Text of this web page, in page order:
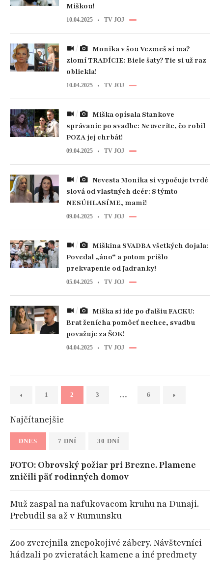
Miškou!
10.04.2025 TV JOJ
zlomí TRADÍCIE: Biele šaty? Tie si už raz
obliekla!
10.04.2025 TV JOJ
správanie po svadbe: Neuveríte, čo robil
POZA jej chrbát!
09.04.2025 TV JOJ
slová od vlastných dcér: S týmto
NESÚHLASÍME, mami!
09.04.2025 TV JOJ
Povedal „áno“ a potom prišlo
prekvapenie od Jadranky!
05.04.2025 TV JOJ
Brat ženícha pomôcť nechce, svadbu
považuje za ŠOK!
04.04.2025 TV JOJ
1 2 3 … 6
Najčítanejšie
DNES 7 DNÍ 30 DNÍ
FOTO: Obrovský požiar pri Brezne. Plamene
zničili päť rodinných domov
Muž zaspal na nafukovacom kruhu na Dunaji.
Prebudil sa až v Rumunsku
Zoo zverejnila znepokojivé zábery. Návštevníci
hádzali po zvieratách kamene a iné predmety